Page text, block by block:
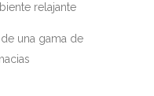
relajante
una gama de